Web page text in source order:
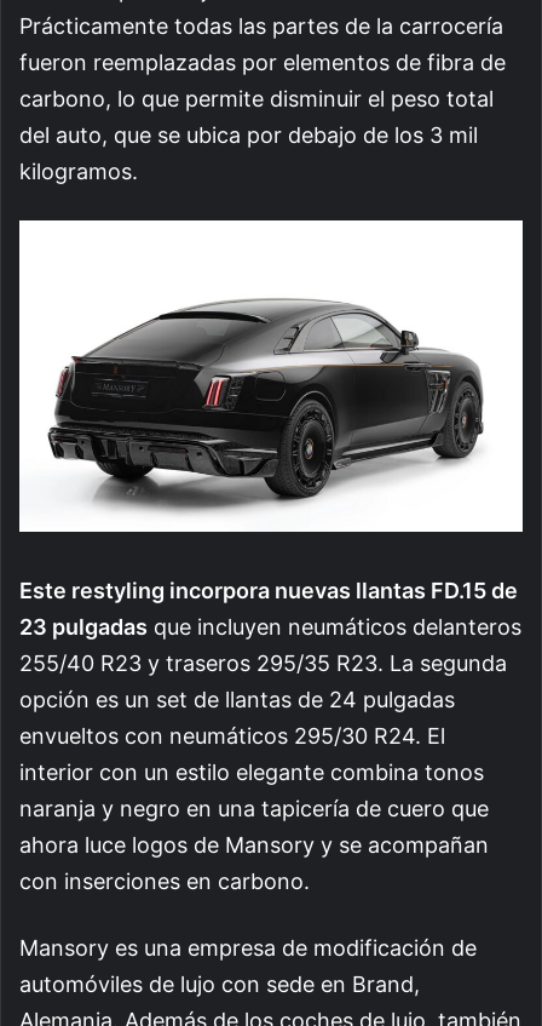
Prácticamente todas las partes de la carrocería
fueron reemplazadas por elementos de fibra de
carbono, lo que permite disminuir el peso total
del auto, que se ubica por debajo de los 3 mil
kilogramos.
Este restyling incorpora nuevas llantas FD.15 de
23 pulgadas que incluyen neumáticos delanteros
255/40 R23 y traseros 295/35 R23. La segunda
opción es un set de llantas de 24 pulgadas
envueltos con neumáticos 295/30 R24. El
interior con un estilo elegante combina tonos
naranja y negro en una tapicería de cuero que
ahora luce logos de Mansory y se acompañan
con inserciones en carbono.
Mansory es una empresa de modificación de
automóviles de lujo con sede en Brand,
Alemania. Además de los coches de lujo, también